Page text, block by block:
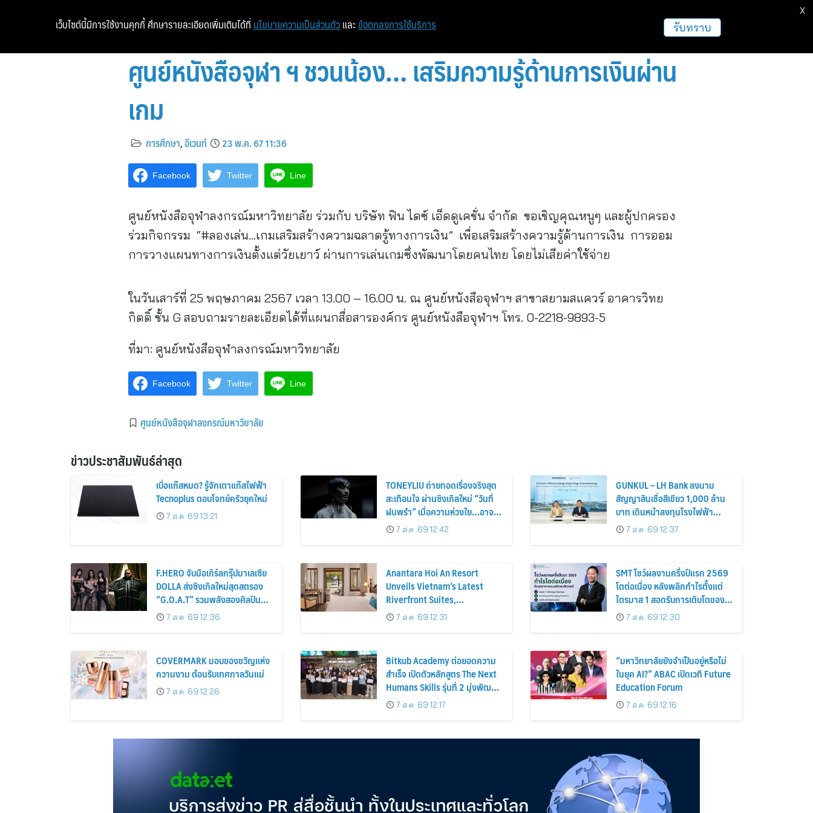
หน้าแรก ท่องเที่ยว ฝากข่าวประชาสัมพันธ์
ศูนย์หนังสือจุฬา ฯ ชวนน้อง… เสริมความรู้ด้านการเงินผ่าน
เกม
การศึกษา,อีเวนท์ 23 พ.ค. 67 11:36
Facebook Twitter Line
ศูนย์หนังสือจุฬาลงกรณ์มหาวิทยาลัย ร่วมกับ บริษัท ฟิน ไดซ์ เอ็ดดูเคชั่น จำกัด ขอเชิญคุณหนูๆ และผู้ปกครอง
ร่วมกิจกรรม “#ลองเล่น…เกมเสริมสร้างความฉลาดรู้ทางการเงิน” เพื่อเสริมสร้างความรู้ด้านการเงิน การออม
การวางแผนทางการเงินตั้งแต่วัยเยาว์ ผ่านการเล่นเกมซึ่งพัฒนาโดยคนไทย โดยไม่เสียค่าใช้จ่าย
ในวันเสาร์ที่ 25 พฤษภาคม 2567 เวลา 13.00 – 16.00 น. ณ ศูนย์หนังสือจุฬาฯ สาขาสยามสแควร์ อาคารวิทย
กิตติ์ ชั้น G สอบถามรายละเอียดได้ที่แผนกสื่อสารองค์กร ศูนย์หนังสือจุฬาฯ โทร. 0-2218-9893-5
ที่มา: ศูนย์หนังสือจุฬาลงกรณ์มหาวิทยาลัย
Facebook Twitter Line
ศูนย์หนังสือจุฬาลงกรณ์มหาวิยาลัย
ข่าวประชาสัมพันธ์ล่าสุด
เบื่อแก๊สหมด? รู้จักเตาแก๊สไฟฟ้า
Tecnoplus ตอบโจทย์ครัวยุคใหม่
7 ส.ค. 69 13:21
TONEYLIU ถ่ายทอดเรื่องจริงสุด
สะเทือนใจ ผ่านซิงเกิลใหม่ “วันที่
ฝนพรำ” เมื่อความห่วงใย…อาจ
เป็นคำบอกรักครั้งสุดท้าย
7 ส.ค. 69 12:42
GUNKUL – LH Bank ลงนาม
สัญญาสินเชื่อสีเขียว 1,000 ล้าน
บาท เดินหน้าลงทุนโรงไฟฟ้า
พลังงานสะอาด
7 ส.ค. 69 12:37
F.HERO จับมือเกิร์ลกรุ๊ปมาเลเซีย
DOLLA ส่งซิงเกิลใหม่สุดสตรอง
“G.O.A.T” รวมพลังสองศิลปิน
แถวหน้า สร้างปรากฏการณ์ใหม่
แห่งวงการเพลงอาเซียน
7 ส.ค. 69 12:36
Anantara Hoi An Resort
Unveils Vietnam’s Latest
Riverfront Suites,
Reimagined Pool Experience
and a Vibrant New Dining
7 ส.ค. 69 12:31
SMT โชว์ผลงานครึ่งปีแรก 2569
โตต่อเนื่อง หลังพลิกกำไรตั้งแต่
ไตรมาส 1 สอดรับการเติบโตของ
อุตสาหกรรมเซมิคอนดักเตอร์
7 ส.ค. 69 12:30
COVERMARK มอบของขวัญแห่ง
ความงาม ต้อนรับเทศกาลวันแม่
7 ส.ค. 69 12:26
Bitkub Academy ต่อยอดความ
สำเร็จ เปิดตัวหลักสูตร The Next
Humans Skills รุ่นที่ 2 มุ่งพัฒนา
ทักษะคนไทยสู่การเป็นคนของ
อนาคต
7 ส.ค. 69 12:17
“มหาวิทยาลัยยังจำเป็นอยู่หรือไม่
ในยุค AI?” ABAC เปิดเวที Future
Education Forum
7 ส.ค. 69 12:16
เว็บไซต์นี้มีการใช้งานคุกกี้ ศึกษารายละเอียดเพิ่มเติมได้ที่ นโยบายความเป็นส่วนตัว และ ข้อตกลงการใช้บริการ รับทราบ
X